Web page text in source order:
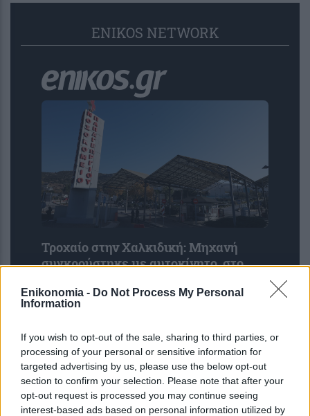
Enikonomia - Do Not Process My Personal
Information
If you wish to opt-out of the sale, sharing to third parties, or
processing of your personal or sensitive information for
targeted advertising by us, please use the below opt-out
section to confirm your selection. Please note that after your
opt-out request is processed you may continue seeing
interest-based ads based on personal information utilized by
ENIKOS NETWORK
Τροχαίο στην Χαλκιδική: Μηχανή
συγκρούστηκε με αυτοκίνητο, στο